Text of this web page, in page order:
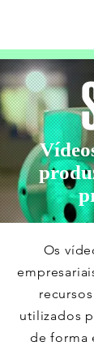
Os
utilizados
de forma